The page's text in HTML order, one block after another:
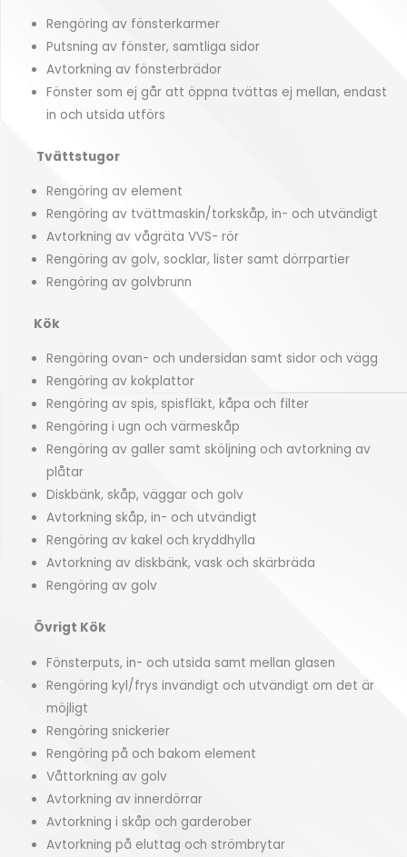
Rengöring av fönsterkarmer
Putsning av fönster, samtliga sidor
Avtorkning av fönsterbrädor
Fönster som ej går att öppna tvättas ej mellan, endast
in och utsida utförs
Tvättstugor
Rengöring av element
Rengöring av tvättmaskin/torkskåp, in- och utvändigt
Avtorkning av vågräta VVS- rör
Rengöring av golv, socklar, lister samt dörrpartier
Rengöring av golvbrunn
Kök
Rengöring ovan- och undersidan samt sidor och vägg
Rengöring av kokplattor
Rengöring av spis, spisfläkt, kåpa och filter
Rengöring i ugn och värmeskåp
Rengöring av galler samt sköljning och avtorkning av
plåtar
Diskbänk, skåp, väggar och golv
Avtorkning skåp, in- och utvändigt
Rengöring av kakel och kryddhylla
Avtorkning av diskbänk, vask och skärbräda
Rengöring av golv
Övrigt Kök
Fönsterputs, in- och utsida samt mellan glasen
Rengöring kyl/frys invändigt och utvändigt om det är
möjligt
Rengöring snickerier
Rengöring på och bakom element
Våttorkning av golv
Avtorkning av innerdörrar
Avtorkning i skåp och garderober
Avtorkning på eluttag och strömbrytar